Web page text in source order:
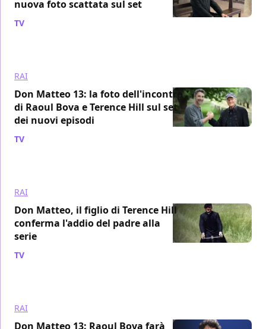
nuova foto scattata sul set
TV
RAI
Don Matteo 13: la foto dell'incontro
di Raoul Bova e Terence Hill sul set
dei nuovi episodi
TV
RAI
Don Matteo, il figlio di Terence Hill
conferma l'addio del padre alla
serie
TV
RAI
Don Matteo 13: Raoul Bova farà